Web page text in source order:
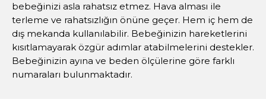
bebeğinizi asla rahatsız etmez. Hava alması ile
terleme ve rahatsızlığın önüne geçer. Hem iç hem de
dış mekanda kullanılabilir. Bebeğinizin hareketlerini
kısıtlamayarak özgür adımlar atabilmelerini destekler.
Bebeğinizin ayına ve beden ölçülerine göre farklı
numaraları bulunmaktadır.